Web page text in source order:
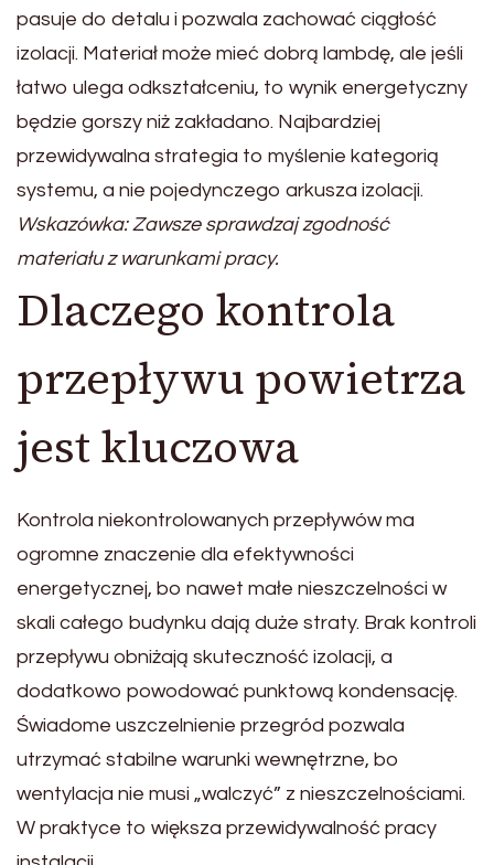
pasuje do detalu i pozwala zachować ciągłość
izolacji. Materiał może mieć dobrą lambdę, ale jeśli
łatwo ulega odkształceniu, to wynik energetyczny
będzie gorszy niż zakładano. Najbardziej
przewidywalna strategia to myślenie kategorią
systemu, a nie pojedynczego arkusza izolacji.
Wskazówka: Zawsze sprawdzaj zgodność
materiału z warunkami pracy.
Dlaczego kontrola
przepływu powietrza
jest kluczowa
Kontrola niekontrolowanych przepływów ma
ogromne znaczenie dla efektywności
energetycznej, bo nawet małe nieszczelności w
skali całego budynku dają duże straty. Brak kontroli
przepływu obniżają skuteczność izolacji, a
dodatkowo powodować punktową kondensację.
Świadome uszczelnienie przegród pozwala
utrzymać stabilne warunki wewnętrzne, bo
wentylacja nie musi „walczyć” z nieszczelnościami.
W praktyce to większa przewidywalność pracy